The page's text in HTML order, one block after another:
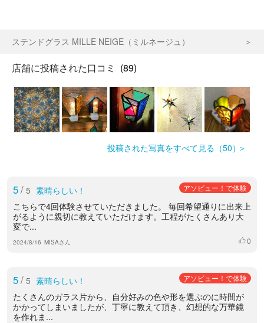
ステンドグラス MILLE NEIGE（ミルネージュ）
店舗に投稿された口コミ (89)
投稿された写真をすべて見る（50）
5/ 5 素晴らしい！ アソビュー！で体験
こちらで4回体験させていただきました。 毎回希望通りに出来上
がるように親切に教えていただけます。工程がたくさんあり大
変で...
2024/8/16 MISAさん いいね
0
5/ 5 素晴らしい！ アソビュー！で体験
たくさんのガラス片から、自分好みの色や形を選ぶのに時間が
かかってしまいましたが、丁寧に教えて頂き、幻想的な万華鏡
を作れま...